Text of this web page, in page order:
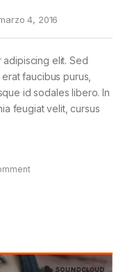
4, 2016
elit. Sed
faucibus purus,
id sodales libero. In
feugiat velit, cursus